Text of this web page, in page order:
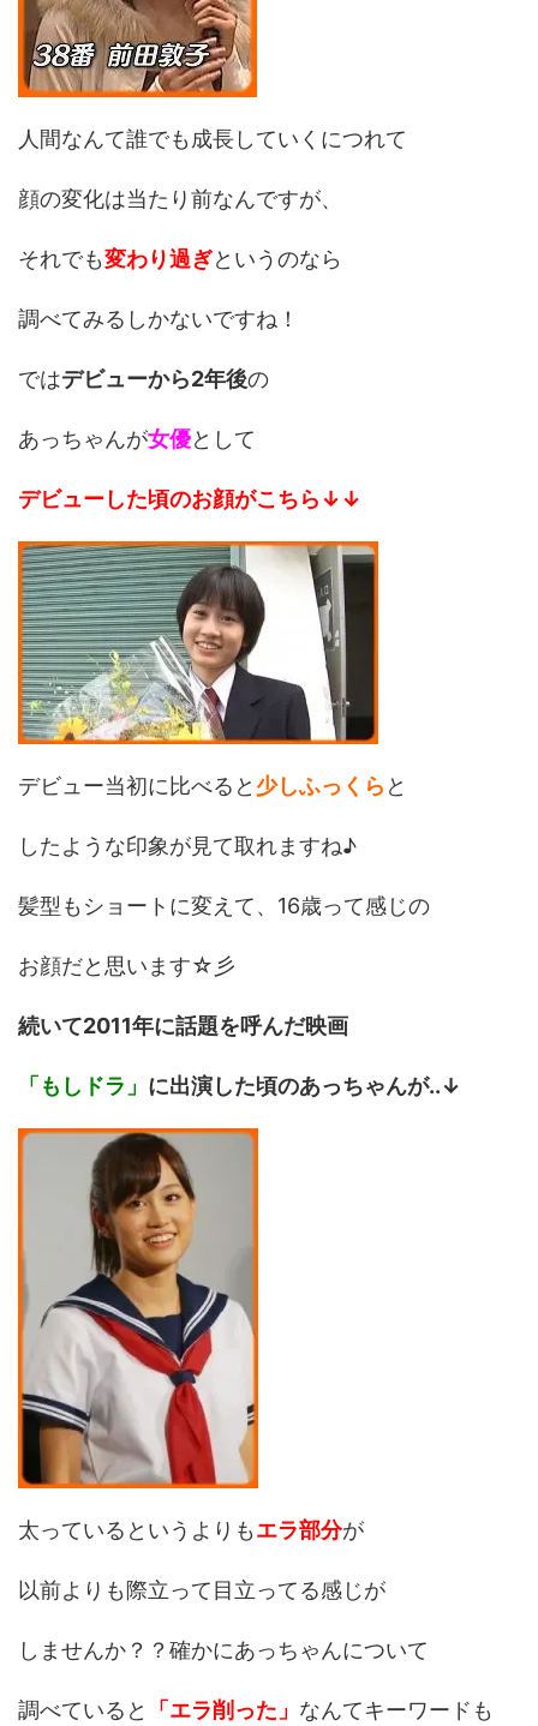
人間なんて誰でも成長していくにつれて
顔の変化は当たり前なんですが、
それでも変わり過ぎというのなら
調べてみるしかないですね！
ではデビューから2年後の
あっちゃんが女優として
デビューした頃のお顔がこちら↓↓
デビュー当初に比べると 少しふっくら と
したような印象が見て取れますね♪
髪型もショートに変えて、16歳って感じの
お顔だと思います☆彡
続いて2011年に話題を呼んだ映画
「もしドラ」 に出演した頃のあっちゃんが..↓
太っているというよりもエラ部分が
以前よりも際立って目立ってる感じが
しませんか？？確かにあっちゃんについて
調べていると 「エラ削った」 なんてキーワードも